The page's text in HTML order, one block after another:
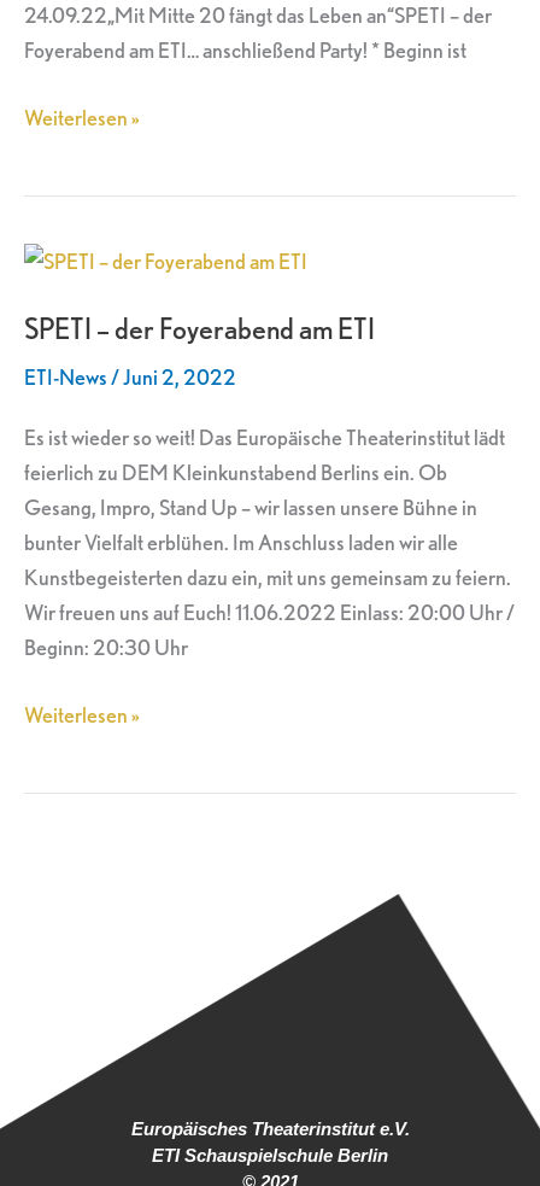
24.09.22„Mit Mitte 20 fängt das Leben an“SPETI – der
Foyerabend am ETI… anschließend Party! * Beginn ist
Weiterlesen »
SPETI – der Foyerabend am ETI
ETI-News/Juni 2, 2022
Es ist wieder so weit! Das Europäische Theaterinstitut lädt
feierlich zu DEM Kleinkunstabend Berlins ein. Ob
Gesang, Impro, Stand Up – wir lassen unsere Bühne in
bunter Vielfalt erblühen. Im Anschluss laden wir alle
Kunstbegeisterten dazu ein, mit uns gemeinsam zu feiern.
Wir freuen uns auf Euch! 11.06.2022 Einlass: 20:00 Uhr /
Beginn: 20:30 Uhr
SPETI
der
ETI
Weiterlesen »
Europäisches Theaterinstitut e.V.
ETI Schauspielschule Berlin
© 2021